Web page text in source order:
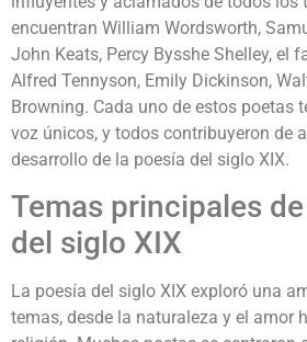
encuentran William Wordsworth,
John Keats, Percy Bysshe Shelley, el
Alfred Tennyson, Emily Dickinson,
Browning. Cada uno de estos poetas
voz únicos, y todos contribuyeron de
desarrollo de la poesía del siglo XIX.
Temas principales
del siglo XIX
La poesía del siglo XIX exploró una
temas, desde la naturaleza y el amor